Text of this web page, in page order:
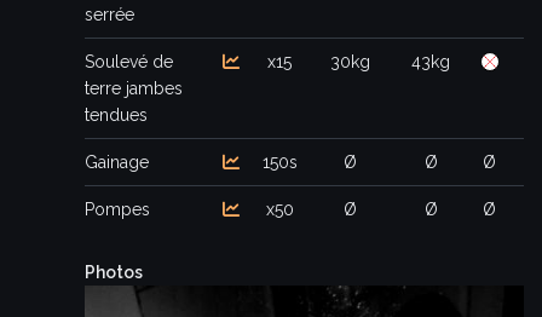
serrée
Soulevé de
terre jambes
tendues
x15 30kg 43kg
Gainage 150s Ø Ø Ø
Pompes x50 Ø Ø Ø
Photos